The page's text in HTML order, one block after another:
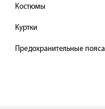
Костюмы
Куртки
Предохранительные пояса